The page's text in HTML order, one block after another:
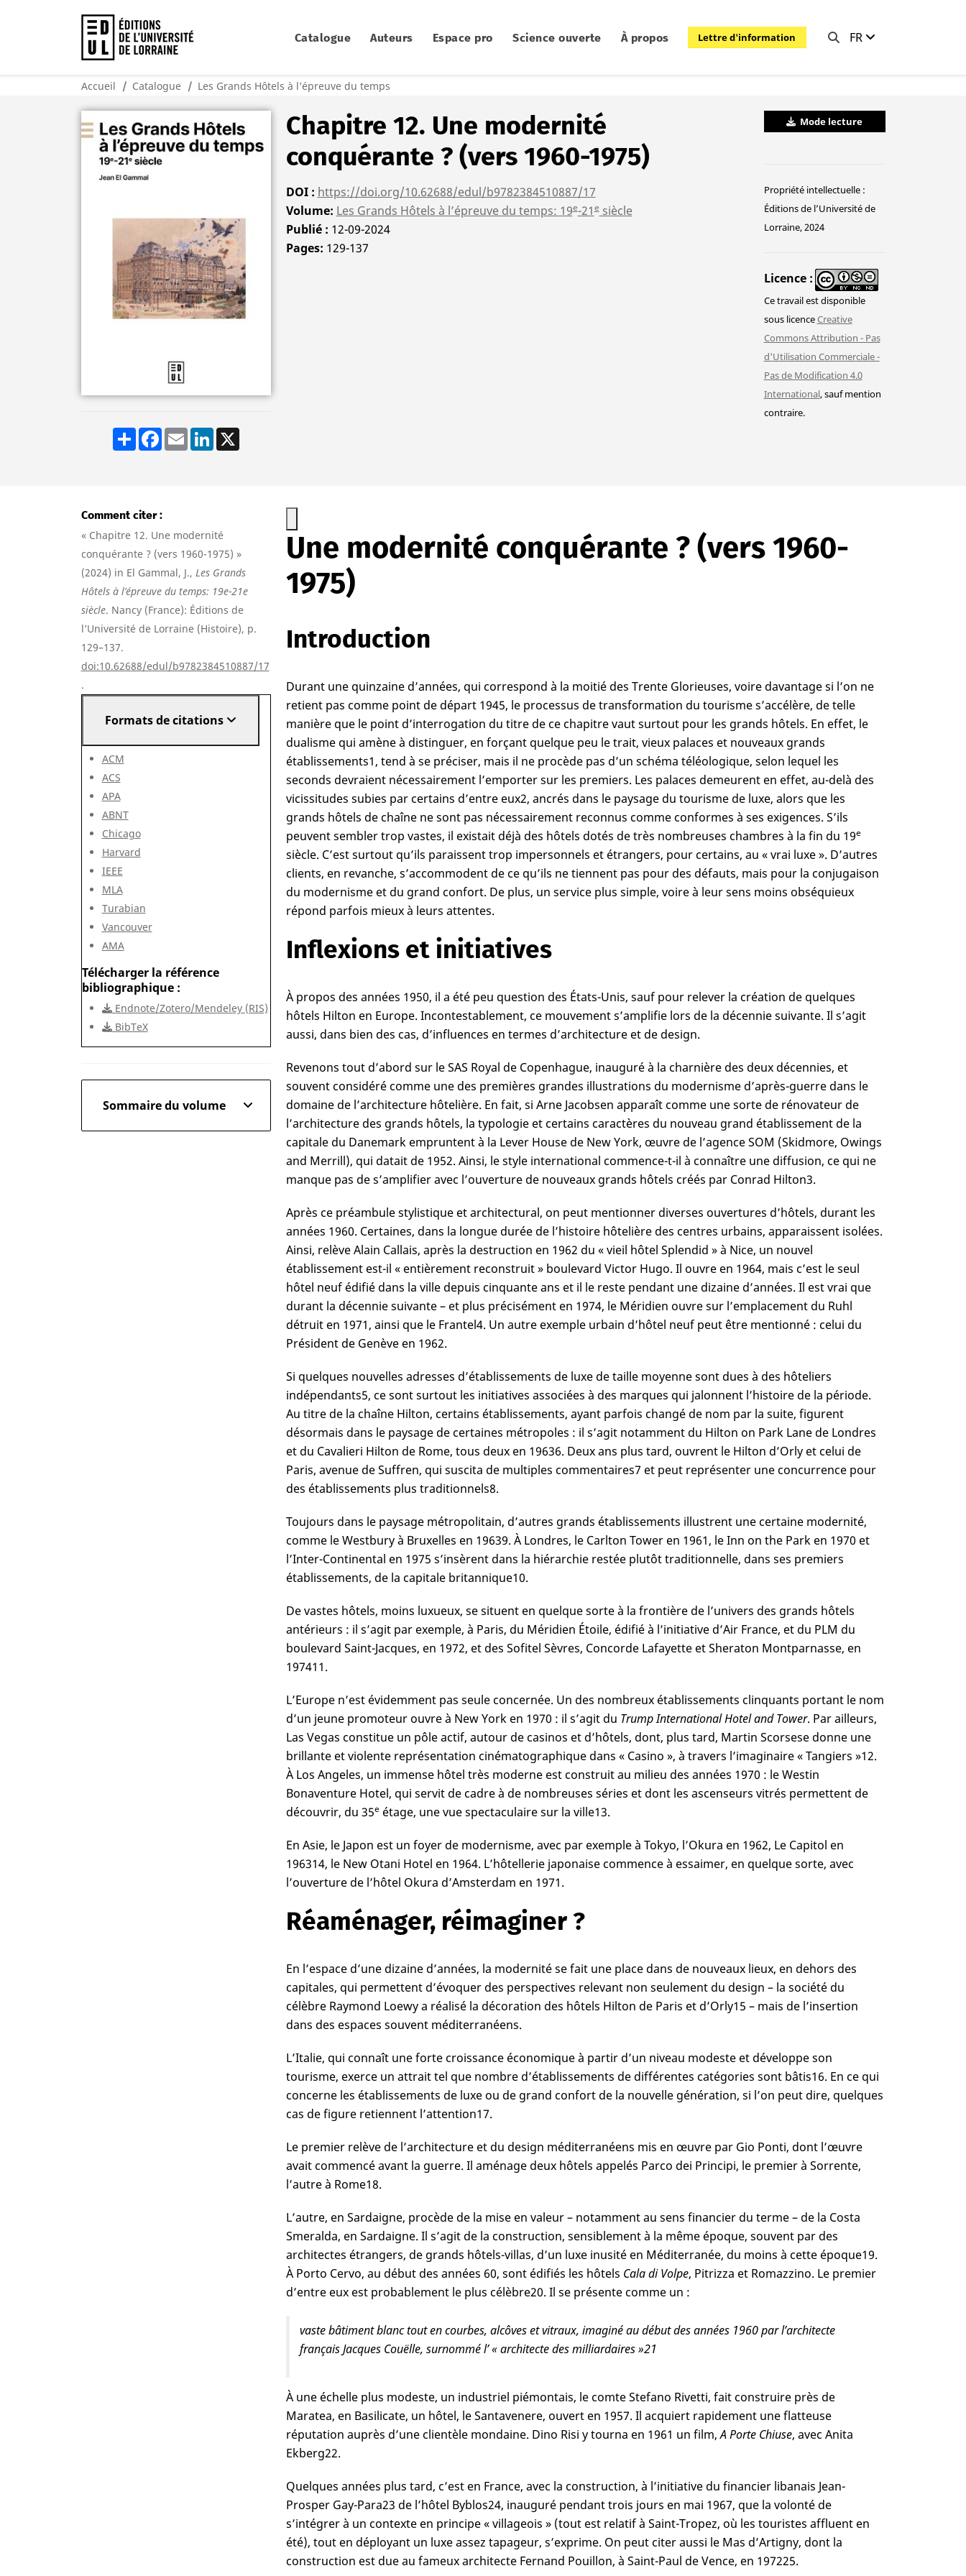
Catalogue Auteurs Espace pro Science ouverte À propos Lettre d'information FR
Accueil Catalogue Les Grands Hôtels à l’épreuve du temps
ShareFacebook
EmailLinkedIn
X
Chapitre 12. Une modernité
conquérante ? (vers 1960-1975)
DOI
https://doi.org/10.62688/edul/b9782384510887/17
Volume Les Grands Hôtels à l’épreuve du temps: 19e-21esiècle
Publié
12-09-2024
Pages 129-137
Mode lecture
Propriété intellectuelle :
Éditions de l’Université de
Lorraine, 2024
Licence
Ce travail est disponible
sous licenceCreative
Commons Attribution - Pas
d'Utilisation Commerciale -
Pas de Modification 4.0
International, sauf mention
contraire.
Comment citer
« Chapitre 12. Une modernité
conquérante ? (vers 1960-1975) »
(2024) in El Gammal, J., Les Grands
Hôtels à l’épreuve du temps: 19e-21e
siècle. Nancy (France): Éditions de
l’Université de Lorraine (Histoire), p.
129–137.
doi:10.62688/edul/b9782384510887/17
.
Formats de citations
ACM
ACS
APA
ABNT
Chicago
Harvard
IEEE
MLA
Turabian
Vancouver
AMA
Télécharger la référence
bibliographique
Endnote/Zotero/Mendeley (RIS)
BibTeX
Sommaire du volume
Une modernité conquérante ? (vers 1960-
1975)
Introduction
Durant une quinzaine d’années, qui correspond à la moitié des Trente Glorieuses, voire davantage si l’on ne
retient pas comme point de départ 1945, le processus de transformation du tourisme s’accélère, de telle
manière que le point d’interrogation du titre de ce chapitre vaut surtout pour les grands hôtels. En effet, le
dualisme qui amène à distinguer, en forçant quelque peu le trait, vieux palaces et nouveaux grands
établissements1, tend à se préciser, mais il ne procède pas d’un schéma téléologique, selon lequel les
seconds devraient nécessairement l’emporter sur les premiers. Les palaces demeurent en effet, au-delà des
vicissitudes subies par certains d’entre eux2, ancrés dans le paysage du tourisme de luxe, alors que les
grands hôtels de chaîne ne sont pas nécessairement reconnus comme conformes à ses exigences. S’ils
peuvent sembler trop vastes, il existait déjà des hôtels dotés de très nombreuses chambres à la fin du 19e
siècle. C’est surtout qu’ils paraissent trop impersonnels et étrangers, pour certains, au « vrai luxe ». D’autres
clients, en revanche, s’accommodent de ce qu’ils ne tiennent pas pour des défauts, mais pour la conjugaison
du modernisme et du grand confort. De plus, un service plus simple, voire à leur sens moins obséquieux
répond parfois mieux à leurs attentes.
Inflexions et initiatives
À propos des années 1950, il a été peu question des États-Unis, sauf pour relever la création de quelques
hôtels Hilton en Europe. Incontestablement, ce mouvement s’amplifie lors de la décennie suivante. Il s’agit
aussi, dans bien des cas, d’influences en termes d’architecture et de design.
Revenons tout d’abord sur le SAS Royal de Copenhague, inauguré à la charnière des deux décennies, et
souvent considéré comme une des premières grandes illustrations du modernisme d’après-guerre dans le
domaine de l’architecture hôtelière. En fait, si Arne Jacobsen apparaît comme une sorte de rénovateur de
l’architecture des grands hôtels, la typologie et certains caractères du nouveau grand établissement de la
capitale du Danemark empruntent à la Lever House de New York, œuvre de l’agence SOM (Skidmore, Owings
and Merrill), qui datait de 1952. Ainsi, le style international commence-t-il à connaître une diffusion, ce qui ne
manque pas de s’amplifier avec l’ouverture de nouveaux grands hôtels créés par Conrad Hilton3.
Après ce préambule stylistique et architectural, on peut mentionner diverses ouvertures d’hôtels, durant les
années 1960. Certaines, dans la longue durée de l’histoire hôtelière des centres urbains, apparaissent isolées.
Ainsi, relève Alain Callais, après la destruction en 1962 du « vieil hôtel Splendid » à Nice, un nouvel
établissement est-il « entièrement reconstruit » boulevard Victor Hugo. Il ouvre en 1964, mais c’est le seul
hôtel neuf édifié dans la ville depuis cinquante ans et il le reste pendant une dizaine d’années. Il est vrai que
durant la décennie suivante – et plus précisément en 1974, le Méridien ouvre sur l’emplacement du Ruhl
détruit en 1971, ainsi que le Frantel4. Un autre exemple urbain d’hôtel neuf peut être mentionné : celui du
Président de Genève en 1962.
Si quelques nouvelles adresses d’établissements de luxe de taille moyenne sont dues à des hôteliers
indépendants5, ce sont surtout les initiatives associées à des marques qui jalonnent l’histoire de la période.
Au titre de la chaîne Hilton, certains établissements, ayant parfois changé de nom par la suite, figurent
désormais dans le paysage de certaines métropoles : il s’agit notamment du Hilton on Park Lane de Londres
et du Cavalieri Hilton de Rome, tous deux en 19636. Deux ans plus tard, ouvrent le Hilton d’Orly et celui de
Paris, avenue de Suffren, qui suscita de multiples commentaires7 et peut représenter une concurrence pour
des établissements plus traditionnels8.
Toujours dans le paysage métropolitain, d’autres grands établissements illustrent une certaine modernité,
comme le Westbury à Bruxelles en 19639. À Londres, le Carlton Tower en 1961, le Inn on the Park en 1970 et
l’Inter-Continental en 1975 s’insèrent dans la hiérarchie restée plutôt traditionnelle, dans ses premiers
établissements, de la capitale britannique10.
De vastes hôtels, moins luxueux, se situent en quelque sorte à la frontière de l’univers des grands hôtels
antérieurs : il s’agit par exemple, à Paris, du Méridien Étoile, édifié à l’initiative d’Air France, et du PLM du
boulevard Saint-Jacques, en 1972, et des Sofitel Sèvres, Concorde Lafayette et Sheraton Montparnasse, en
197411.
L’Europe n’est évidemment pas seule concernée. Un des nombreux établissements clinquants portant le nom
d’un jeune promoteur ouvre à New York en 1970 : il s’agit du Trump International Hotel and Tower. Par ailleurs,
Las Vegas constitue un pôle actif, autour de casinos et d’hôtels, dont, plus tard, Martin Scorsese donne une
brillante et violente représentation cinématographique dans « Casino », à travers l’imaginaire « Tangiers »12.
À Los Angeles, un immense hôtel très moderne est construit au milieu des années 1970 : le Westin
Bonaventure Hotel, qui servit de cadre à de nombreuses séries et dont les ascenseurs vitrés permettent de
découvrir, du 35eétage, une vue spectaculaire sur la ville13.
En Asie, le Japon est un foyer de modernisme, avec par exemple à Tokyo, l’Okura en 1962, Le Capitol en
196314, le New Otani Hotel en 1964. L’hôtellerie japonaise commence à essaimer, en quelque sorte, avec
l’ouverture de l’hôtel Okura d’Amsterdam en 1971.
Réaménager, réimaginer ?
En l’espace d’une dizaine d’années, la modernité se fait une place dans de nouveaux lieux, en dehors des
capitales, qui permettent d’évoquer des perspectives relevant non seulement du design – la société du
célèbre Raymond Loewy a réalisé la décoration des hôtels Hilton de Paris et d’Orly15 – mais de l’insertion
dans des espaces souvent méditerranéens.
L’Italie, qui connaît une forte croissance économique à partir d’un niveau modeste et développe son
tourisme, exerce un attrait tel que nombre d’établissements de différentes catégories sont bâtis16. En ce qui
concerne les établissements de luxe ou de grand confort de la nouvelle génération, si l’on peut dire, quelques
cas de figure retiennent l’attention17.
Le premier relève de l’architecture et du design méditerranéens mis en œuvre par Gio Ponti, dont l’œuvre
avait commencé avant la guerre. Il aménage deux hôtels appelés Parco dei Principi, le premier à Sorrente,
l’autre à Rome18.
L’autre, en Sardaigne, procède de la mise en valeur – notamment au sens financier du terme – de la Costa
Smeralda, en Sardaigne. Il s’agit de la construction, sensiblement à la même époque, souvent par des
architectes étrangers, de grands hôtels-villas, d’un luxe inusité en Méditerranée, du moins à cette époque19.
À Porto Cervo, au début des années 60, sont édifiés les hôtels Cala di Volpe, Pitrizza et Romazzino. Le premier
d’entre eux est probablement le plus célèbre20. Il se présente comme un :
vaste bâtiment blanc tout en courbes, alcôves et vitraux, imaginé au début des années 1960 par l’architecte
français Jacques Couëlle, surnommé l’ « architecte des milliardaires »21
À une échelle plus modeste, un industriel piémontais, le comte Stefano Rivetti, fait construire près de
Maratea, en Basilicate, un hôtel, le Santavenere, ouvert en 1957. Il acquiert rapidement une flatteuse
réputation auprès d’une clientèle mondaine. Dino Risi y tourna en 1961 un film,A Porte Chiuse, avec Anita
Ekberg22.
Quelques années plus tard, c’est en France, avec la construction, à l’initiative du financier libanais Jean-
Prosper Gay-Para23 de l’hôtel Byblos24, inauguré pendant trois jours en mai 1967, que la volonté de
s’intégrer à un contexte en principe « villageois » (tout est relatif à Saint-Tropez, où les touristes affluent en
été), tout en déployant un luxe assez tapageur, s’exprime. On peut citer aussi le Mas d’Artigny, dont la
construction est due au fameux architecte Fernand Pouillon, à Saint-Paul de Vence, en 197225.